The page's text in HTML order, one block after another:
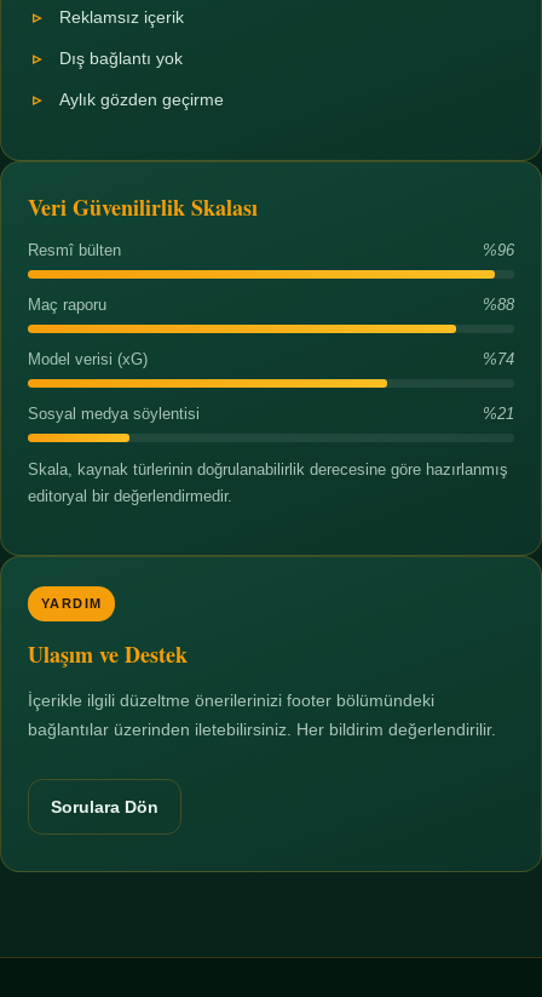
Reklamsız içerik
Dış bağlantı yok
Aylık gözden geçirme
Veri Güvenilirlik Skalası
Resmî bülten %96
Maç raporu %88
Model verisi (xG) %74
Sosyal medya söylentisi %21
Skala, kaynak türlerinin doğrulanabilirlik derecesine göre hazırlanmış
editoryal bir değerlendirmedir.
YARDIM
Ulaşım ve Destek
İçerikle ilgili düzeltme önerilerinizi footer bölümündeki
bağlantılar üzerinden iletebilirsiniz. Her bildirim değerlendirilir.
Sorulara Dön